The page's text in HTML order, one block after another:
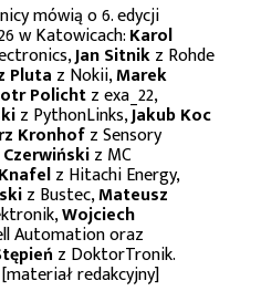
mówią o 6. edycji
w Katowicach:Karol
Jan Sitnikz Rohde
Pluta z Nokii,Marek
Polichtz exa_22,
z PythonLinks,Jakub Koc
Kronhofz Sensory
z MC
z Hitachi Energy,
z Bustec,Mateusz
Wojciech
Automation oraz
z DoktorTronik.
[materiał redakcyjny]